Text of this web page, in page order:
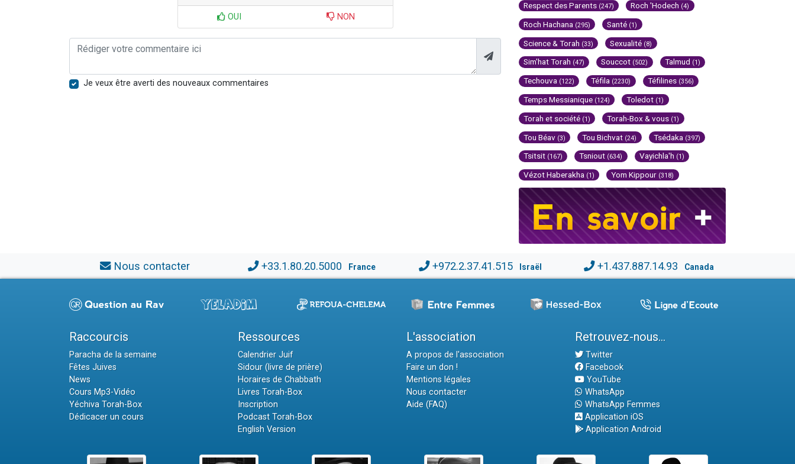
OUI NON
Je veux être averti des nouveaux commentaires
Respect des Parents (247) Roch 'Hodech (4)
Roch Hachana (295) Santé (1)
Science & Torah (33) Sexualité (8)
Sim'hat Torah (47) Souccot (502) Talmud (1)
Techouva (122) Téfila (2230) Téfilines (356)
Temps Messianique (124) Toledot (1)
Torah et société (1) Torah-Box & vous (1)
Tou Béav (3) Tou Bichvat (24) Tsédaka (397)
Tsitsit (167) Tsniout (634) Vayichla'h (1)
Vézot Haberakha (1) Yom Kippour (318)
Nous contacter +33.1.80.20.5000 France +972.2.37.41.515 Israël +1.437.887.14.93 Canada
Raccourcis
Paracha de la semaine
Fêtes Juives
News
Cours Mp3-Vidéo
Yéchiva Torah-Box
Dédicacer un cours
Ressources
Calendrier Juif
Sidour (livre de prière)
Horaires de Chabbath
Livres Torah-Box
Inscription
Podcast Torah-Box
English Version
L'association
A propos de l'association
Faire un don !
Mentions légales
Nous contacter
Aide (FAQ)
Retrouvez-nous...
Twitter
Facebook
YouTube
WhatsApp
WhatsApp Femmes
Application iOS
Application Android